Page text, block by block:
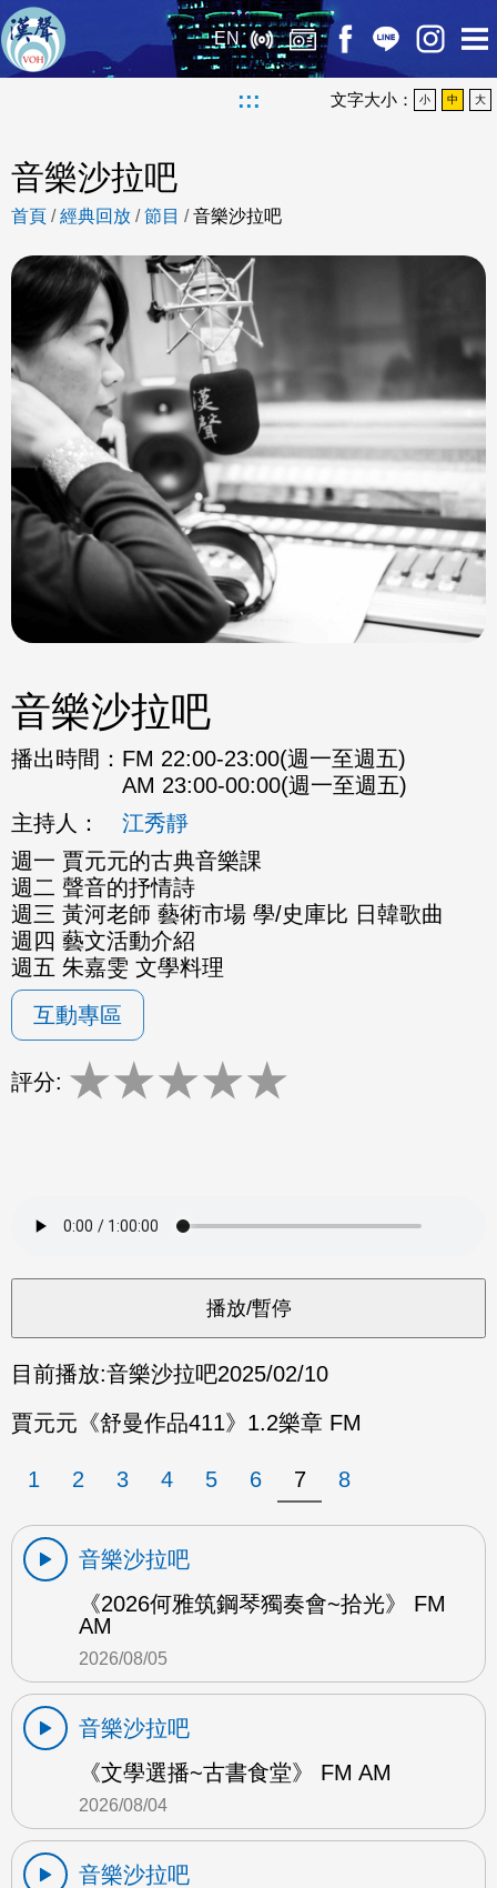
EN
::: 文字大小： 小 中 大
音樂沙拉吧
首頁 /經典回放 /節目 /音樂沙拉吧
音樂沙拉吧
播出時間： FM 22:00-23:00(週一至週五)
AM 23:00-00:00(週一至週五)
主持人：
江秀靜
週一 賈元元的古典音樂課
週二 聲音的抒情詩
週三 黃河老師 藝術市場 學/史庫比 日韓歌曲
週四 藝文活動介紹
週五 朱嘉雯 文學料理
互動專區
評分: ★★★★★
目前播放:音樂沙拉吧2025/02/10
賈元元《舒曼作品411》1.2樂章 FM
1 2 3 4 5 6 7 8
音樂沙拉吧
《2026何雅筑鋼琴獨奏會~拾光》 FM
AM
2026/08/05
音樂沙拉吧
《文學選播~古書食堂》 FM AM
2026/08/04
音樂沙拉吧